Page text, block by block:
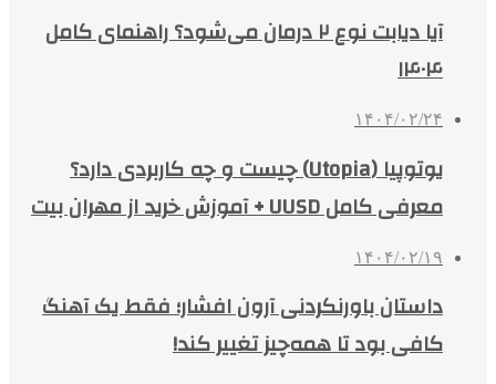
آیا دیابت نوع ۲ درمان می‌شود؟ راهنمای کامل
۱۴۰۴
۱۴۰۴/۰۲/۲۴
یوتوپیا (Utopia) چیست و چه کاربردی دارد؟
معرفی کامل UUSD + آموزش خرید از مهران بیت
۱۴۰۴/۰۲/۱۹
داستان باورنکردنی آرون افشار؛ فقط یک آهنگ
کافی بود تا همه‌چیز تغییر کند!